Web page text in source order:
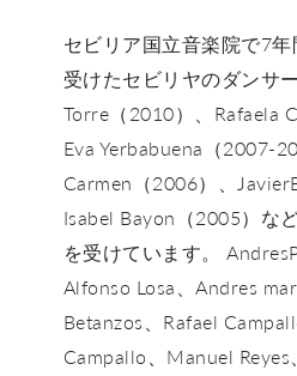
セビリア国立音楽院で7
受けたセビリヤのダンサ
Torre（2010）、Rafaela
Eva Yerbabuena（2007-
Carmen（2006）、
Isabel Bayon（2005）な
を受けています。
Alfonso Losa、Andres
Betanzos、Rafael
Campallo、Manuel Reyes、